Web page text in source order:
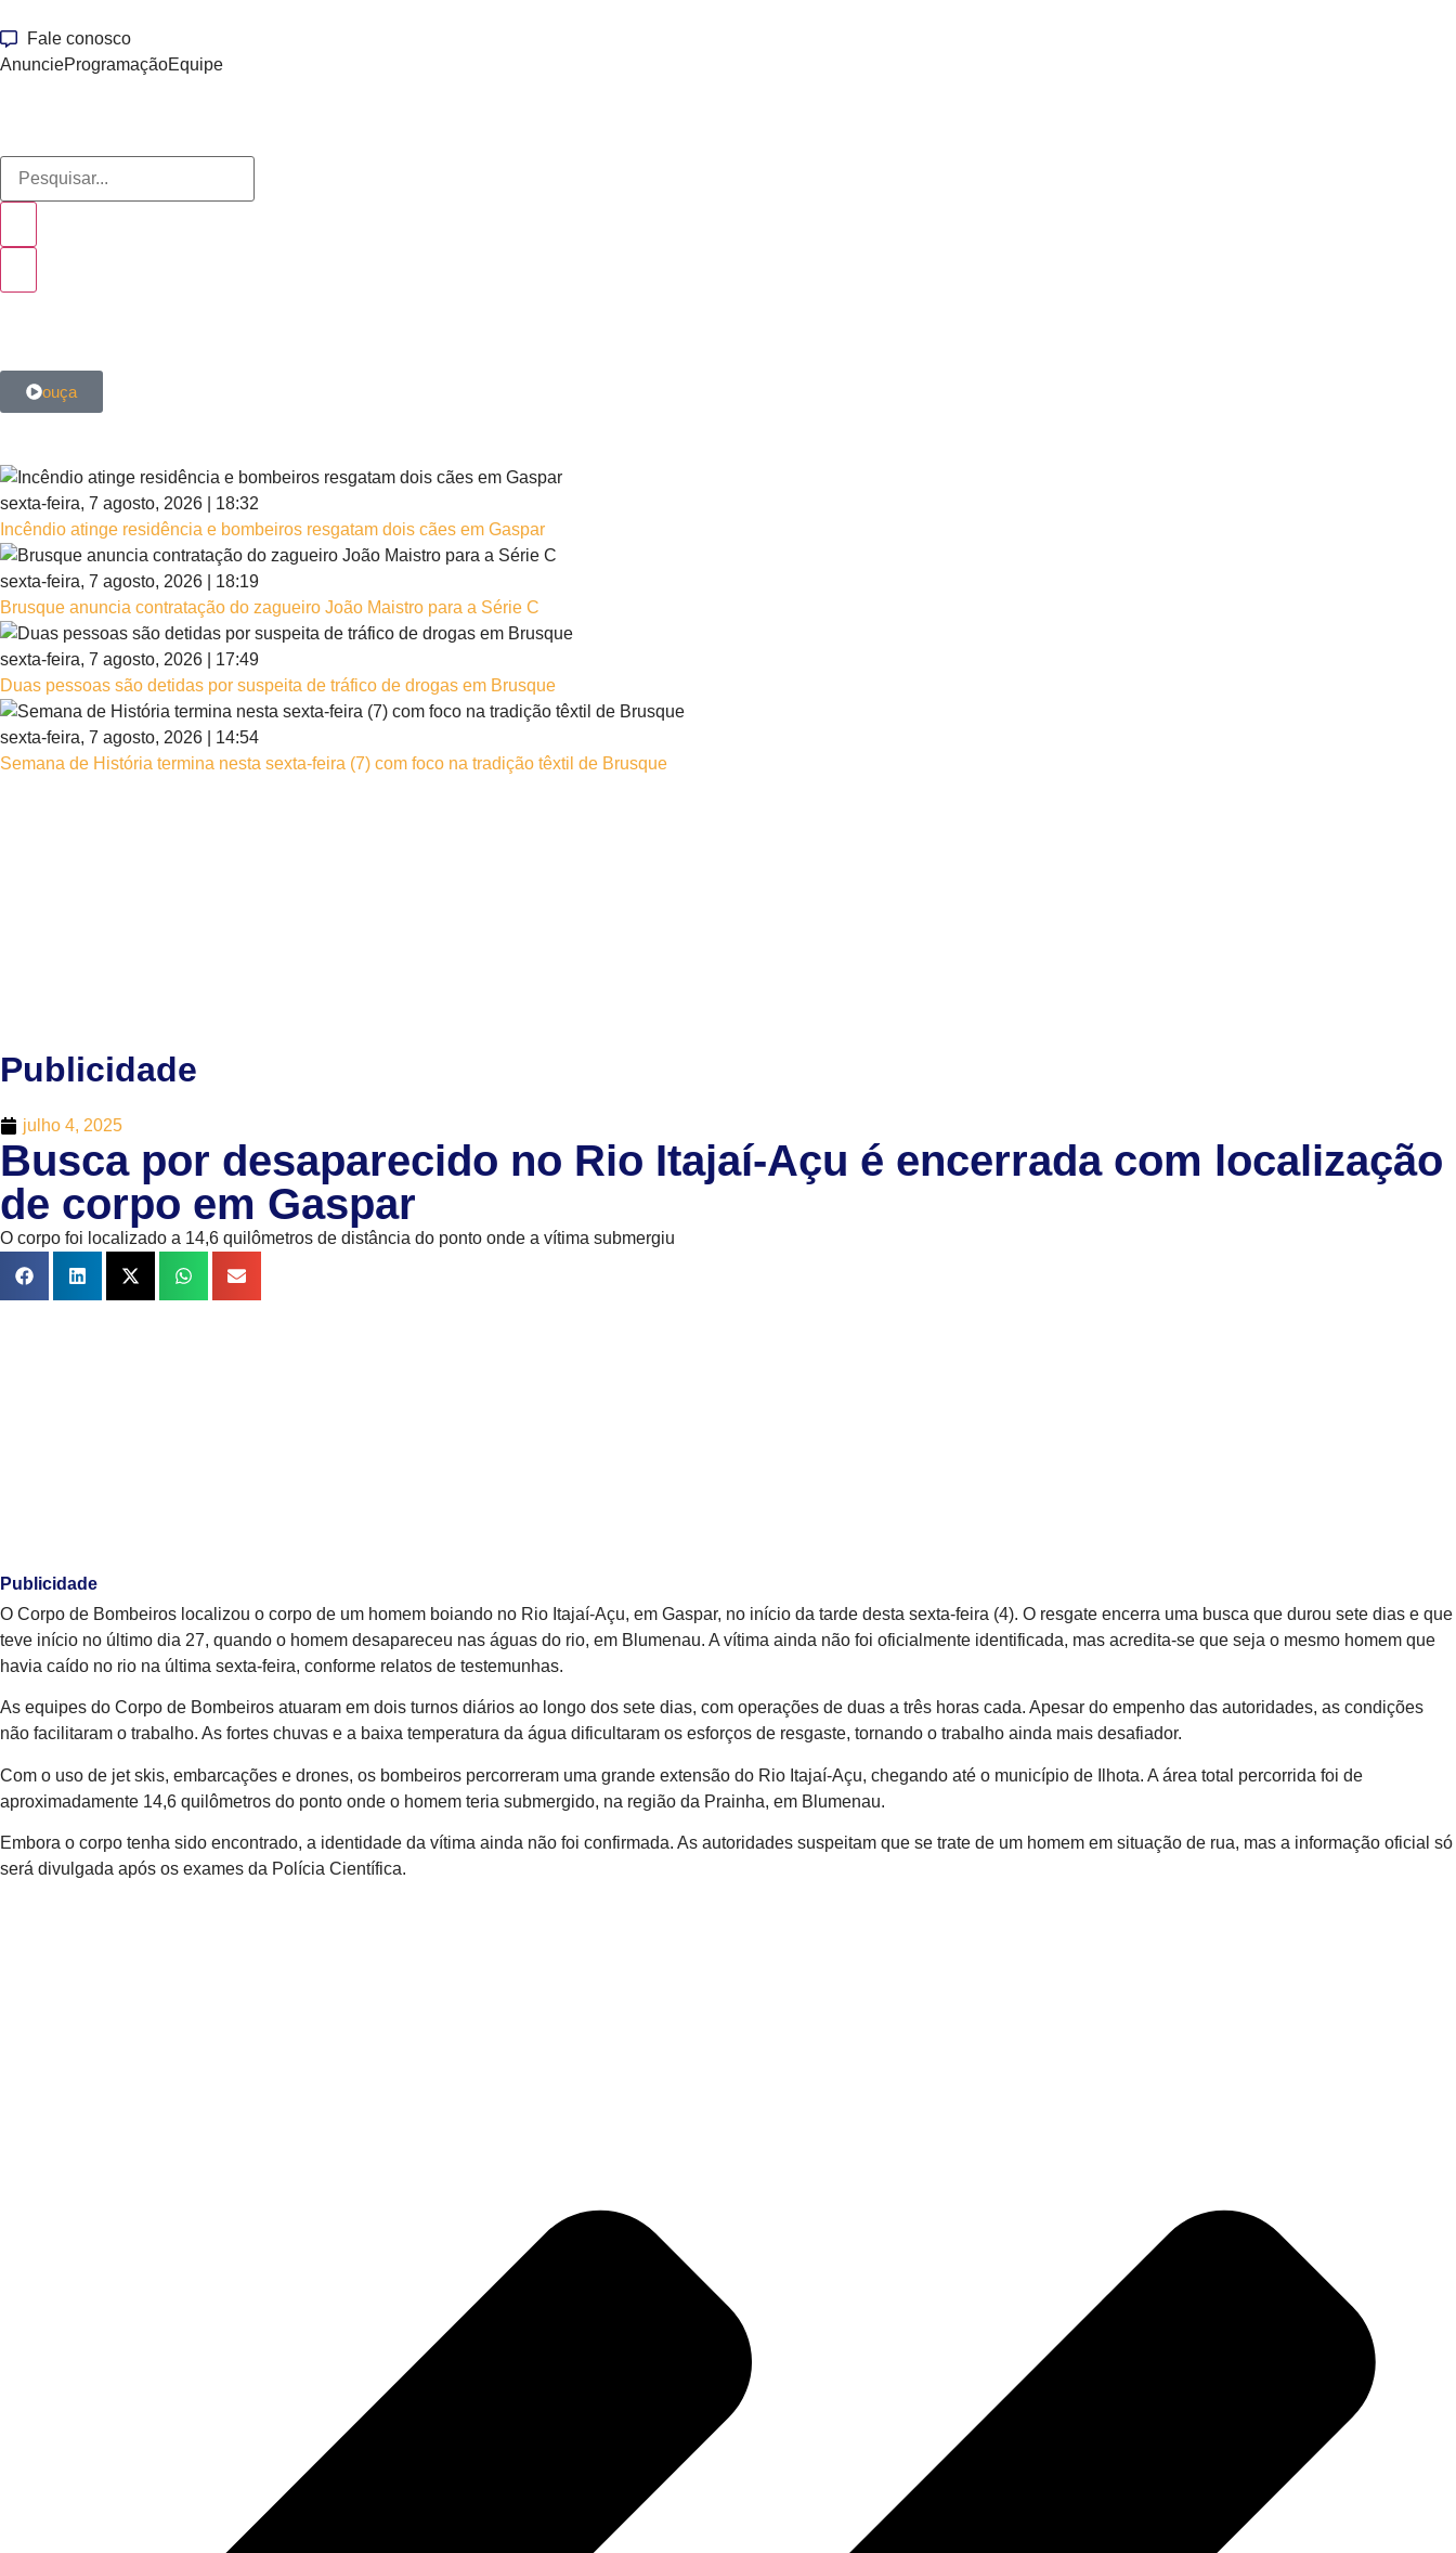
Fale conosco
AnuncieProgramaçãoEquipe
ouça
sexta-feira, 7 agosto, 2026 | 18:32
Incêndio atinge residência e bombeiros resgatam dois cães em Gaspar
sexta-feira, 7 agosto, 2026 | 18:19
Brusque anuncia contratação do zagueiro João Maistro para a Série C
sexta-feira, 7 agosto, 2026 | 17:49
Duas pessoas são detidas por suspeita de tráfico de drogas em Brusque
sexta-feira, 7 agosto, 2026 | 14:54
Semana de História termina nesta sexta-feira (7) com foco na tradição têxtil de Brusque
Publicidade
julho 4, 2025
Busca por desaparecido no Rio Itajaí-Açu é encerrada com localização
de corpo em Gaspar
O corpo foi localizado a 14,6 quilômetros de distância do ponto onde a vítima submergiu
Publicidade
O Corpo de Bombeiros localizou o corpo de um homem boiando no Rio Itajaí-Açu, em Gaspar, no início da tarde desta sexta-feira (4). O resgate encerra uma busca que durou sete dias e que
teve início no último dia 27, quando o homem desapareceu nas águas do rio, em Blumenau. A vítima ainda não foi oficialmente identificada, mas acredita-se que seja o mesmo homem que
havia caído no rio na última sexta-feira, conforme relatos de testemunhas.
As equipes do Corpo de Bombeiros atuaram em dois turnos diários ao longo dos sete dias, com operações de duas a três horas cada. Apesar do empenho das autoridades, as condições
não facilitaram o trabalho. As fortes chuvas e a baixa temperatura da água dificultaram os esforços de resgaste, tornando o trabalho ainda mais desafiador.
Com o uso de jet skis, embarcações e drones, os bombeiros percorreram uma grande extensão do Rio Itajaí-Açu, chegando até o município de Ilhota. A área total percorrida foi de
aproximadamente 14,6 quilômetros do ponto onde o homem teria submergido, na região da Prainha, em Blumenau.
Embora o corpo tenha sido encontrado, a identidade da vítima ainda não foi confirmada. As autoridades suspeitam que se trate de um homem em situação de rua, mas a informação oficial só
será divulgada após os exames da Polícia Científica.